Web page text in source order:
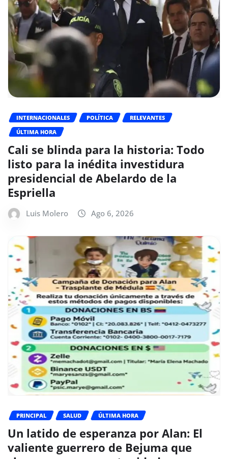
INTERNACIONALES POLÍTICA
RELEVANTES
ÚLTIMA HORA
Cali se blinda para la historia: Todo
listo para la inédita investidura
presidencial de Abelardo de la
Espriella
Luis Molero Ago 6, 2026
PRINCIPAL SALUD ÚLTIMA HORA
Un latido de esperanza por Alan: El
valiente guerrero de Bejuma que